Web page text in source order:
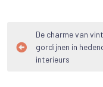
Bericht
navigatie
De charme van
gordijnen in
interieurs